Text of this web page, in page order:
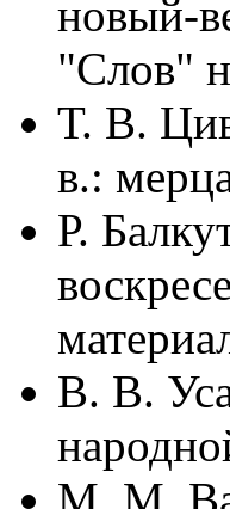
новый-
"Слов"
Т. В.
в.:
Р.
В. В.
М. М.